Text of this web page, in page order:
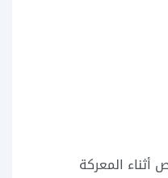
أثناء المعركة